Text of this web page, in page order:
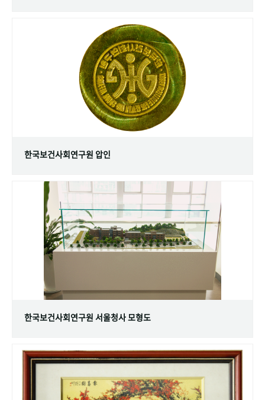
한국보건사회연구원 압인
한국보건사회연구원 서울청사 모형도